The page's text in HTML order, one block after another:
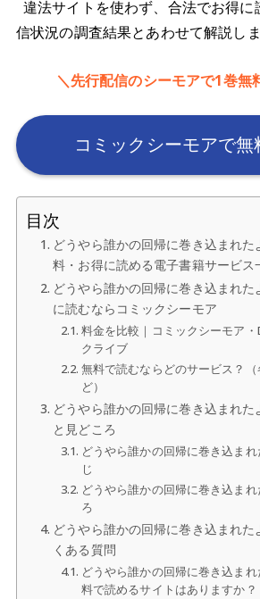
違法サイトを使わず、合法でお得
信状況の調査結果とあわせて解説しま
＼先行配信のシーモアで1巻無
コミックシーモアで無
目次
どうやら誰かの回帰に巻き込まれた
料・お得に読める電子書籍サービス
どうやら誰かの回帰に巻き込まれた
に読むならコミックシーモア
料金を比較｜コミックシーモア
クライブ
無料で読むならどのサービス？（
ど）
どうやら誰かの回帰に巻き込まれた
と見どころ
どうやら誰かの回帰に巻き込ま
じ
どうやら誰かの回帰に巻き込ま
ろ
どうやら誰かの回帰に巻き込まれた
くある質問
どうやら誰かの回帰に巻き込ま
料で読めるサイトはありますか？